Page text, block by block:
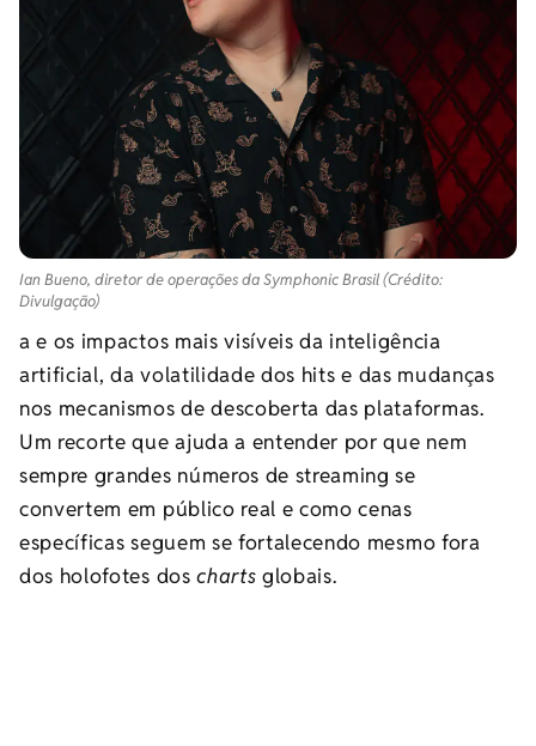
Ian Bueno, diretor de operações da Symphonic Brasil (Crédito:
Divulgação)
a e os impactos mais visíveis da inteligência
artificial, da volatilidade dos hits e das mudanças
nos mecanismos de descoberta das plataformas.
Um recorte que ajuda a entender por que nem
sempre grandes números de streaming se
convertem em público real e como cenas
específicas seguem se fortalecendo mesmo fora
dos holofotes doscharts globais.